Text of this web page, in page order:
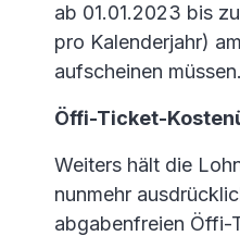
ab 01.01.2023 bis
pro Kalenderjahr)
aufscheinen müssen.
Öffi-Ticket-
Weiters hält die
nunmehr
abgabenfreien Öffi-